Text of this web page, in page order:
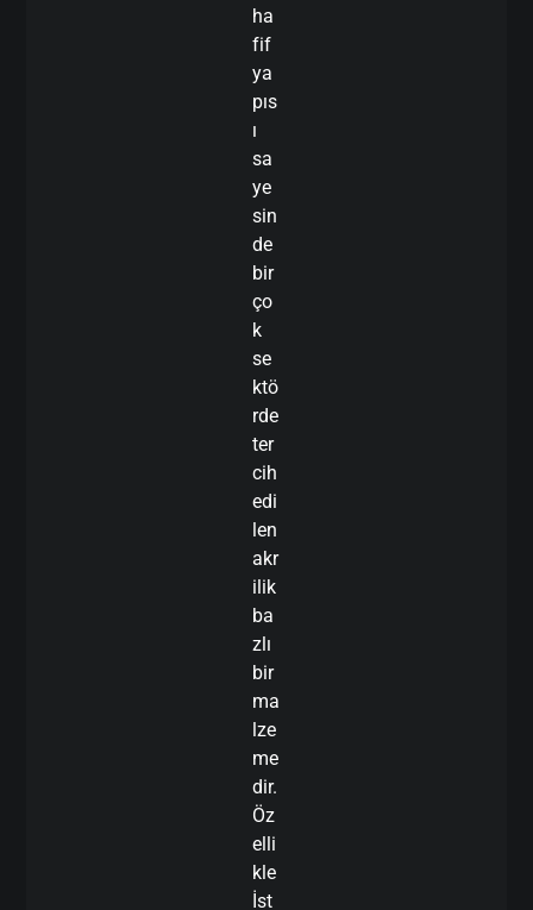
ha
fif
ya
pıs
ı
sa
ye
sin
de
bir
ço
k
se
ktö
rde
ter
cih
edi
len
akr
ilik
ba
zlı
bir
ma
lze
me
dir.
Öz
elli
kle
İst